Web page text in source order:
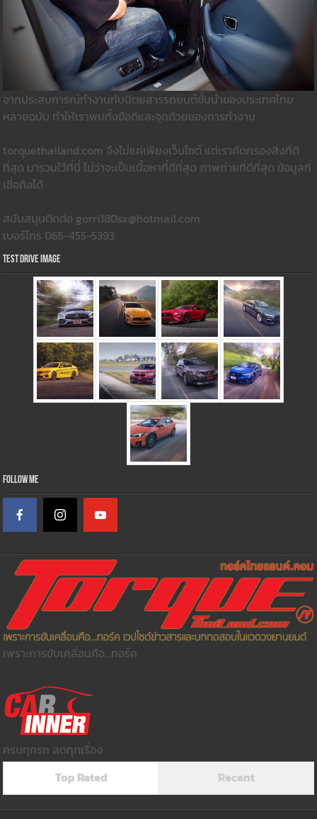
จากประสบการณ์ทำงานกับนิตยสารรถยนต์ชั้นนำของประเทศไทย
หลายฉบับ ทำให้เราพบทั้งข้อดีและจุดด้วยของการทำงาน
torquethailand.com จึงไม่แค่เพียงเว็บไซต์ แต่เราคัดกรองสิ่งที่ดี
ที่สุด มารวมใว้ที่นี่ ไม่ว่าจะเป็นเนื้อหาที่ดีที่สุด ภาพถ่ายที่ดีที่สุด ข้อมูลที่
เชื่อถือได้
สนับสนุนติดต่อ gorri180sx@hotmail.com
เบอร์โทร 065-455-5393
Test Drive Image
Follow Me
เพราะการขับเคลื่อนคือ...ทอร์ค
ครบทุกรถ สดทุกเรื่อง
Top Rated
Recent